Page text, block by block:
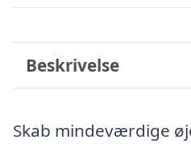
Beskrivelse
Skab mindeværdige